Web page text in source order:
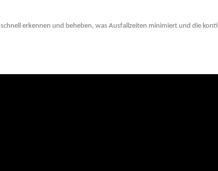
erkennen und beheben, was Ausfallzeiten minimiert und die